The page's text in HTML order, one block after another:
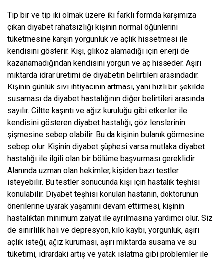
Tip bir ve tip iki olmak üzere iki farklı formda karşımıza
çıkan diyabet rahatsızlığı kişinin normal öğünlerini
tüketmesine karşın yorgunluk ve açlık hissetmesi ile
kendisini gösterir. Kişi, glikoz alamadığı için enerji de
kazanamadığından kendisini yorgun ve aç hisseder. Aşırı
miktarda idrar üretimi de diyabetin belirtileri arasındadır.
Kişinin günlük sıvı ihtiyacının artması, yani hızlı bir şekilde
susaması da diyabet hastalığının diğer belirtileri arasında
sayılır. Ciltte kaşıntı ve ağız kuruluğu gibi etkenler ile
kendisini gösteren diyabet hastalığı, göz lenslerinin
şişmesine sebep olabilir. Bu da kişinin bulanık görmesine
sebep olur. Kişinin diyabet şüphesi varsa mutlaka diyabet
hastalığı ile ilgili olan bir bölüme başvurması gereklidir.
Alanında uzman olan hekimler, kişiden bazı testler
isteyebilir. Bu testler sonucunda kişi için hastalık teşhisi
konulabilir. Diyabet teşhisi konulan hastanın, doktorunun
önerilerine uyarak yaşamını devam ettirmesi, kişinin
hastalıktan minimum zaiyat ile ayrılmasına yardımcı olur. Siz
de sinirlilik hali ve depresyon, kilo kaybı, yorgunluk, aşırı
açlık isteği, ağız kuruması, aşırı miktarda susama ve su
tüketimi, idrardaki artış ve yatak ıslatma gibi problemler ile